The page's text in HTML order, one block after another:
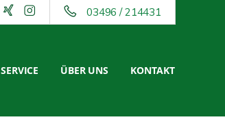
03496 / 214431
SERVICE ÜBER UNS KONTAKT